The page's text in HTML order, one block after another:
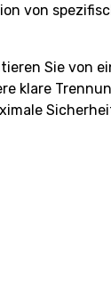
von
Sie von
klare